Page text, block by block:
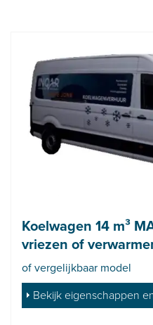
Koelwagen 14 m³
vriezen of
of vergelijkbaar model
Bekijk eigenschappen